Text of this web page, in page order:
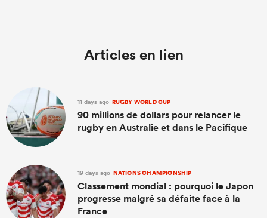
Articles en lien
11 days ago RUGBY WORLD CUP
90 millions de dollars pour relancer le
rugby en Australie et dans le Pacifique
19 days ago NATIONS CHAMPIONSHIP
Classement mondial : pourquoi le Japon
progresse malgré sa défaite face à la
France